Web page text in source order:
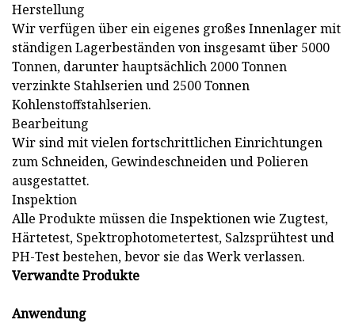
Herstellung
Wir verfügen über ein eigenes großes Innenlager mit
ständigen Lagerbeständen von insgesamt über 5000
Tonnen, darunter hauptsächlich 2000 Tonnen
verzinkte Stahlserien und 2500 Tonnen
Kohlenstoffstahlserien.
Bearbeitung
Wir sind mit vielen fortschrittlichen Einrichtungen
zum Schneiden, Gewindeschneiden und Polieren
ausgestattet.
Inspektion
Alle Produkte müssen die Inspektionen wie Zugtest,
Härtetest, Spektrophotometertest, Salzsprühtest und
PH-Test bestehen, bevor sie das Werk verlassen.
Verwandte Produkte
Anwendung